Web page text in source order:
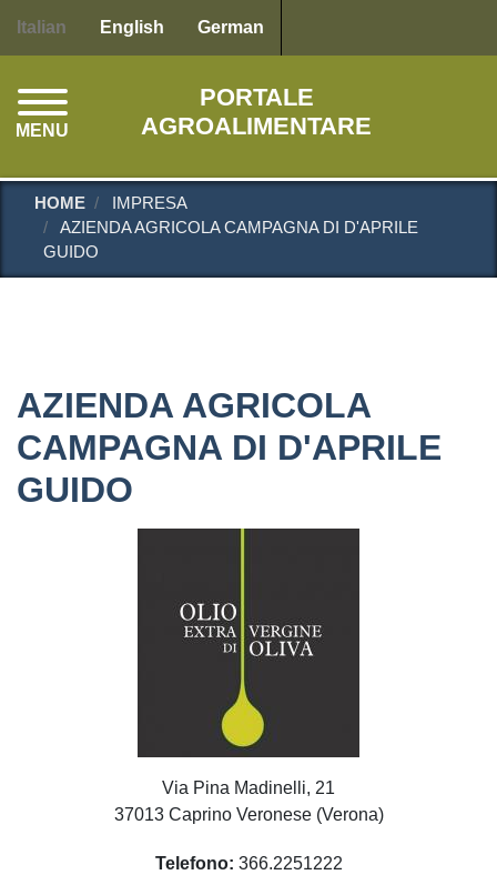
principale
Italian English German
PORTALE
AGROALIMENTARE
MENU
HOME
IMPRESA
AZIENDA AGRICOLA CAMPAGNA DI D'APRILE
GUIDO
AZIENDA AGRICOLA
CAMPAGNA DI D'APRILE
GUIDO
Via Pina Madinelli, 21
37013 Caprino Veronese (Verona)
Telefono 366.2251222